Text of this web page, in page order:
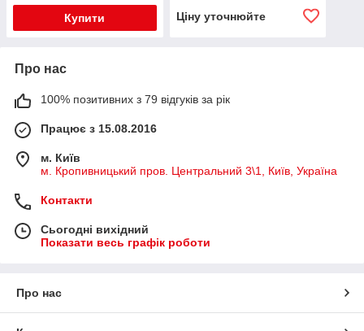
Купити Ціну уточнюйте
Про нас
100% позитивних з 79 відгуків за рік
Працює з 15.08.2016
м. Київ
м. Кропивницький пров. Центральний 3\1, Київ, Україна
Контакти
Сьогодні вихідний
Показати весь графік роботи
Про нас